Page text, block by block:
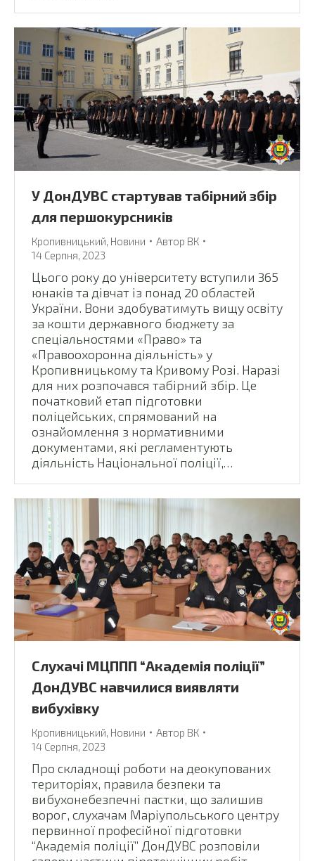
У ДонДУВС стартував табірний збір
для першокурсників
Кропивницький Новини Автор ВК
14 Серпня, 2023
Цього року до університету вступили 365
юнаків та дівчат із понад 20 областей
України. Вони здобуватимуть вищу освіту
за кошти державного бюджету за
спеціальностями «Право» та
«Правоохоронна діяльність» у
Кропивницькому та Кривому Розі. Наразі
для них розпочався табірний збір. Це
початковий етап підготовки
поліцейських, спрямований на
ознайомлення з нормативними
документами, які регламентують
діяльність Національної поліції,…
Слухачі МЦППП “Академія поліції”
ДонДУВС навчилися виявляти
вибухівку
Кропивницький, Новини Автор ВК
14 Серпня, 2023
Про складнощі роботи на деокупованих
територіях, правила безпеки та
вибухонебезпечні пастки, що залишив
ворог, слухачам Маріупольського центру
первинної професійної підготовки
“Академія поліції” ДонДУВС розповіли